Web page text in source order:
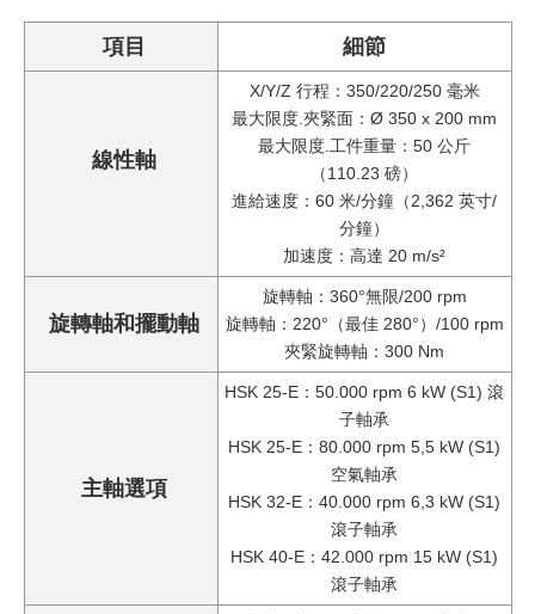
項目 細節
線性軸
X/Y/Z 行程：350/220/250 毫米
最大限度.夾緊面：Ø 350 x 200 mm
最大限度.工件重量：50 公斤
（110.23 磅）
進給速度：60 米/分鐘（2,362 英寸/
分鐘）
加速度：高達 20 m/s²
旋轉軸和擺動軸
旋轉軸：360°無限/200 rpm
旋轉軸：220°（最佳 280°）/100 rpm
夾緊旋轉軸：300 Nm
主軸選項
HSK 25-E：50.000 rpm 6 kW (S1) 滾
子軸承
HSK 25-E：80.000 rpm 5,5 kW (S1)
空氣軸承
HSK 32-E：40.000 rpm 6,3 kW (S1)
滾子軸承
HSK 40-E：42.000 rpm 15 kW (S1)
滾子軸承